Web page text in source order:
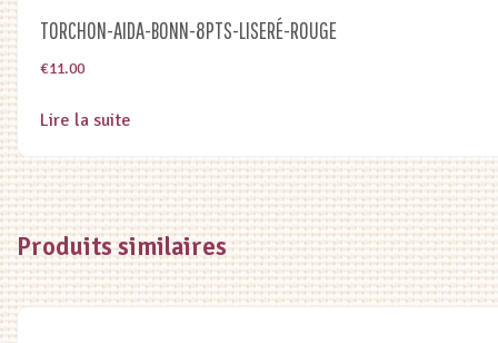
TORCHON-AIDA-BONN-8PTS-LISERÉ-ROUGE
€11.00
Lire la suite
Produits similaires